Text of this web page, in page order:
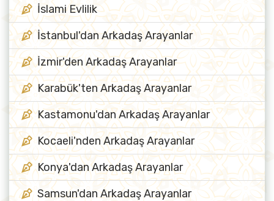
İslami Evlilik
İstanbul'dan Arkadaş Arayanlar
İzmir'den Arkadaş Arayanlar
Karabük'ten Arkadaş Arayanlar
Kastamonu'dan Arkadaş Arayanlar
Kocaeli'nden Arkadaş Arayanlar
Konya'dan Arkadaş Arayanlar
Samsun'dan Arkadaş Arayanlar